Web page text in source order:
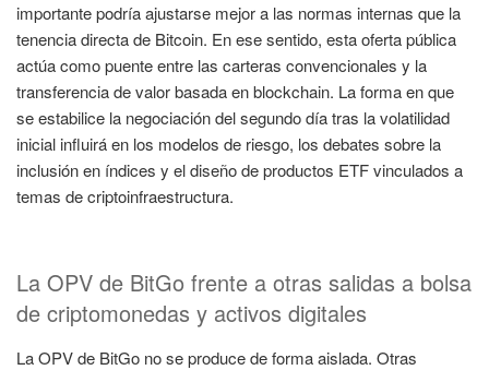
importante podría ajustarse mejor a las normas internas que la
tenencia directa de Bitcoin. En ese sentido, esta oferta pública
actúa como puente entre las carteras convencionales y la
transferencia de valor basada en blockchain. La forma en que
se estabilice la negociación del segundo día tras la volatilidad
inicial influirá en los modelos de riesgo, los debates sobre la
inclusión en índices y el diseño de productos ETF vinculados a
temas de criptoinfraestructura.
La OPV de BitGo frente a otras salidas a bolsa
de criptomonedas y activos digitales
La OPV de BitGo no se produce de forma aislada. Otras